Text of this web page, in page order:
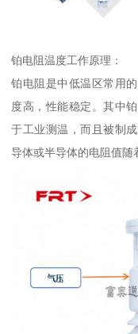
铂电阻温度工作原理：
铂电阻是中低温区常用
度高，性能稳定。其中
于工业测温，而且被制
导体或半导体的电阻值随